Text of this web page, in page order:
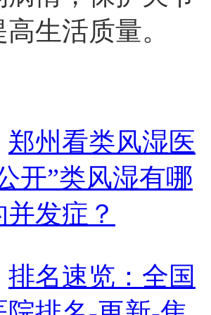
生活质量。
郑州看类风湿医
开”类风湿有哪
发症？
排名速览：全国